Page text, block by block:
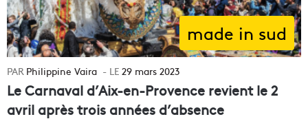
made in sud
Philippine Vaira 29 mars 2023
Le Carnaval d’Aix-en-Provence revient le 2
avril après trois années d’absence